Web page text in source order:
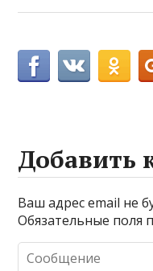
Добавить
Ваш адрес email не
Обязательные поля